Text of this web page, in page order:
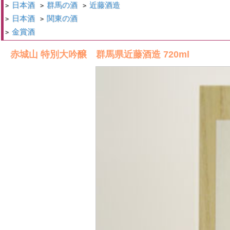
> 日本酒 > 群馬の酒 > 近藤酒造
> 日本酒 > 関東の酒
> 金賞酒
赤城山 特別大吟醸 群馬県近藤酒造 720ml